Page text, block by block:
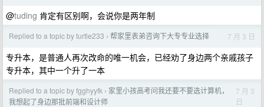
@tuding 肯定有区别啊，会说你是两年制
Replied to a topic by turtle233 › 帮家里表弟咨询下大专专业选择 7 月 3 日
专升本，是普通人再次改命的唯一机会，已经劝了身边两个亲戚孩子
专升本，其中一个升了一本
Replied to a topic by fgghyyfk › 家里小孩高考问我还要不要选计算机，
我想起了身边那批前端和设计师
7 月 3
日